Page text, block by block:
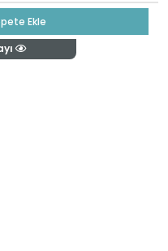
Ekle